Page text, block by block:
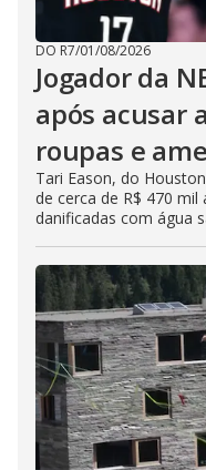
DO R7/01/08/2026
Jogador da
após acusar
roupas e
Tari Eason, do
de cerca de R$ 470
danificadas com água